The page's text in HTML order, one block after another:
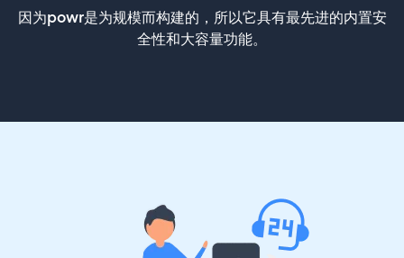
因为powr是为规模而构建的，所以它具有最先进的内置安
全性和大容量功能。